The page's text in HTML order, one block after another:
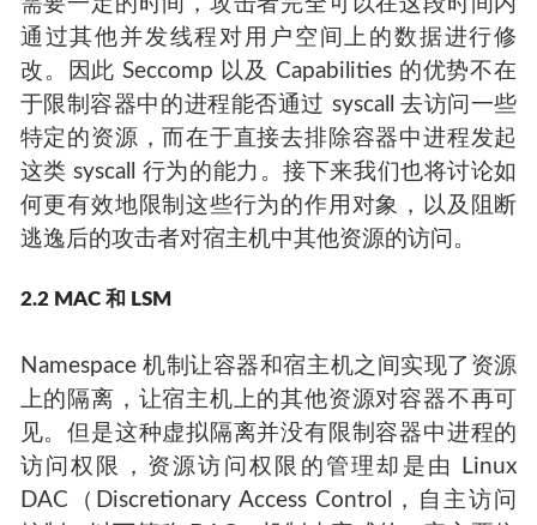
需要一定的时间，攻击者完全可以在这段时间内
通过其他并发线程对用户空间上的数据进行修
改。因此 Seccomp 以及 Capabilities 的优势不在
于限制容器中的进程能否通过 syscall 去访问一些
特定的资源，而在于直接去排除容器中进程发起
这类 syscall 行为的能力。接下来我们也将讨论如
何更有效地限制这些行为的作用对象，以及阻断
逃逸后的攻击者对宿主机中其他资源的访问。
2.2 MAC 和 LSM
Namespace 机制让容器和宿主机之间实现了资源
上的隔离，让宿主机上的其他资源对容器不再可
见。但是这种虚拟隔离并没有限制容器中进程的
访问权限，资源访问权限的管理却是由 Linux
DAC（Discretionary Access Control，自主访问